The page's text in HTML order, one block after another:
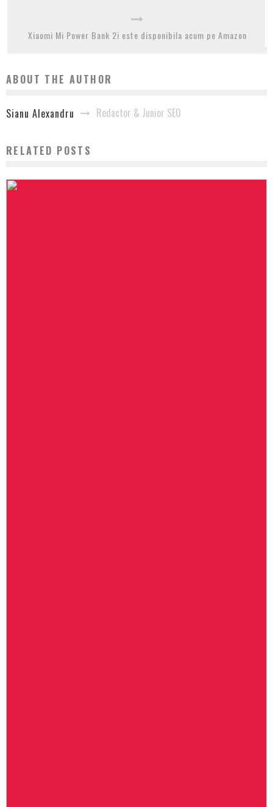
Xiaomi Mi Power Bank 2i este disponibila acum pe Amazon
ABOUT THE AUTHOR
Sianu Alexandru Redactor & Junior SEO
RELATED POSTS